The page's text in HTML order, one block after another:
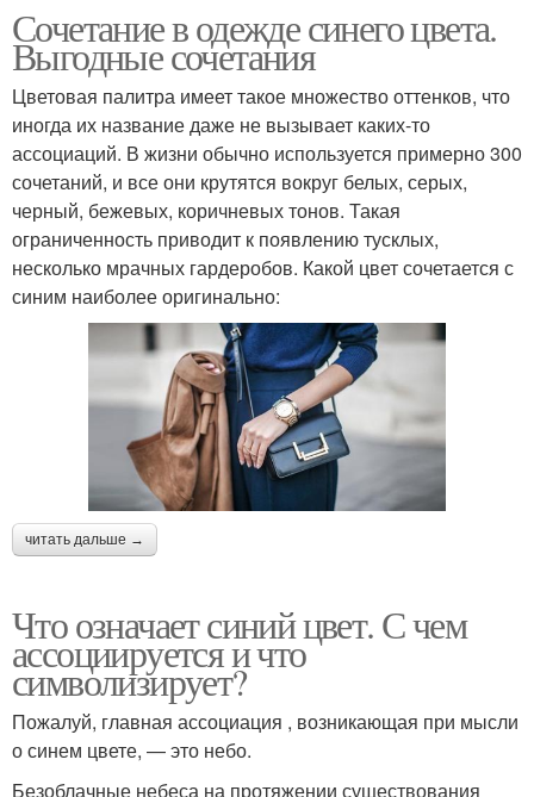
Сочетание в одежде синего цвета.
Выгодные сочетания
Цветовая палитра имеет такое множество оттенков, что
иногда их название даже не вызывает каких-то
ассоциаций. В жизни обычно используется примерно 300
сочетаний, и все они крутятся вокруг белых, серых,
черный, бежевых, коричневых тонов. Такая
ограниченность приводит к появлению тусклых,
несколько мрачных гардеробов. Какой цвет сочетается с
синим наиболее оригинально:
читать дальше →
Что означает синий цвет. С чем
ассоциируется и что
символизирует?
Пожалуй, главная ассоциация , возникающая при мысли
о синем цвете, — это небо.
Безоблачные небеса на протяжении существования